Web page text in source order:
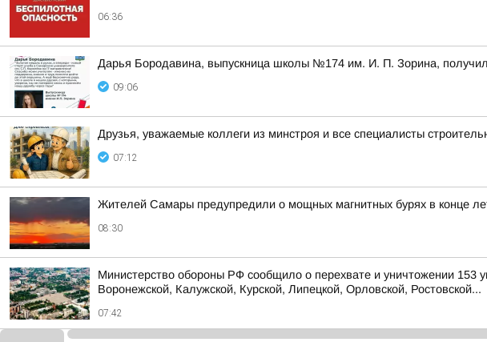
06:36
Дарья Бородавина, выпускница школы №174 им. И. П. Зорина,
09:06
Друзья, уважаемые коллеги из минстроя и все специалисты
07:12
Жителей Самары предупредили о мощных магнитных бурях в конце
08:30
Министерство обороны РФ сообщило о перехвате и уничтожении 153
Воронежской, Калужской, Курской, Липецкой, Орловской, Ростовской...
07:42